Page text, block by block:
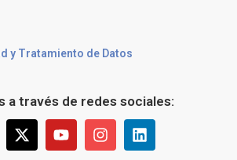
y Tratamiento de Datos
a través de redes sociales: